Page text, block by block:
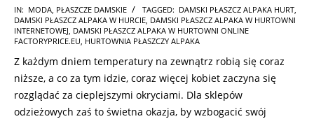
2022-
09-
14
IN: MODA PŁASZCZE DAMSKIE TAGGED: DAMSKI PŁASZCZ ALPAKA HURT
DAMSKI PŁASZCZ ALPAKA W HURCIE DAMSKI PŁASZCZ ALPAKA W HURTOWNI
INTERNETOWEJ DAMSKI PŁASZCZ ALPAKA W HURTOWNI ONLINE
FACTORYPRICE.EU HURTOWNIA PŁASZCZY ALPAKA
Z każdym dniem temperatury na zewnątrz robią się coraz
niższe, a co za tym idzie, coraz więcej kobiet zaczyna się
rozglądać za cieplejszymi okryciami. Dla sklepów
odzieżowych zaś to świetna okazja, by wzbogacić swój